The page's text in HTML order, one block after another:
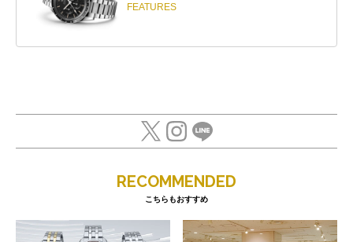
FEATURES
RECOMMENDED
こちらもおすすめ